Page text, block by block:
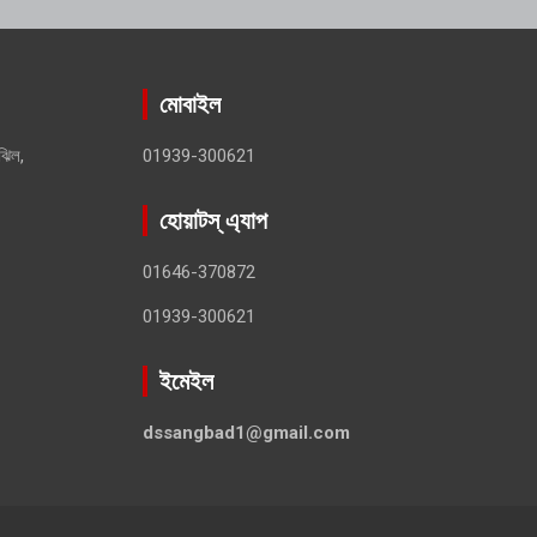
মোবাইল
01939-300621
হোয়াটস্ এ্যাপ
01646-370872
01939-300621
ইমেইল
dssangbad1@gmail.com